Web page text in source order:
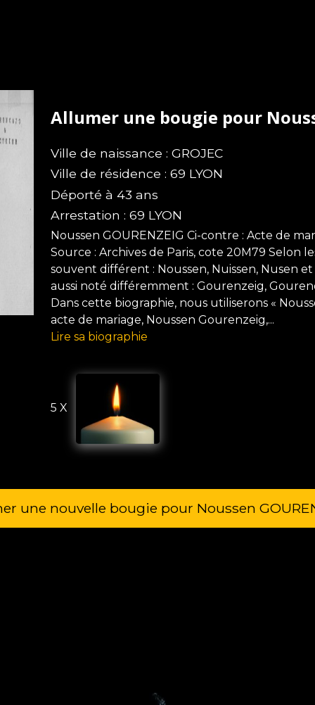
Allumer une bougie pour
Ville de naissance : GROJEC
Ville de résidence : 69 LYON
Déporté à 43 ans
Arrestation : 69 LYON
Noussen GOURENZEIG Ci-contre : Acte de
Source : Archives de Paris, cote 20M79 Selon
souvent différent : Noussen, Nuissen, Nusen
aussi noté différemment : Gourenzeig,
Dans cette biographie, nous utiliserons «
acte de mariage, Noussen Gourenzeig,...
Lire sa biographie
5 X
une nouvelle bougie pour Noussen